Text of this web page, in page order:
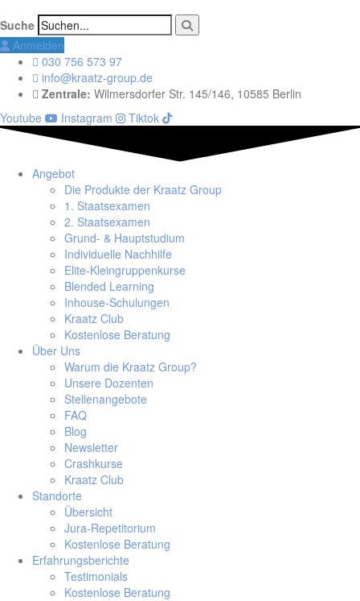
Suche
Anmelden
030 756 573 97
info@kraatz-group.de
Zentrale: Wilmersdorfer Str. 145/146, 10585 Berlin
Youtube
Instagram Tiktok
Angebot
Die Produkte der Kraatz Group
1. Staatsexamen
2. Staatsexamen
Grund- & Hauptstudium
Individuelle Nachhilfe
Elite-Kleingruppenkurse
Blended Learning
Inhouse-Schulungen
Kraatz Club
Kostenlose Beratung
Über Uns
Warum die Kraatz Group?
Unsere Dozenten
Stellenangebote
FAQ
Blog
Newsletter
Crashkurse
Kraatz Club
Standorte
Übersicht
Jura-Repetitorium
Kostenlose Beratung
Erfahrungsberichte
Testimonials
Kostenlose Beratung